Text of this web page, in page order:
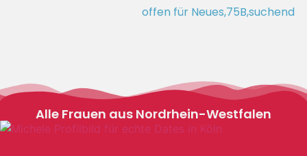
suchend
75B,
offen für Neues,
Alle Frauen aus Nordrhein-Westfalen